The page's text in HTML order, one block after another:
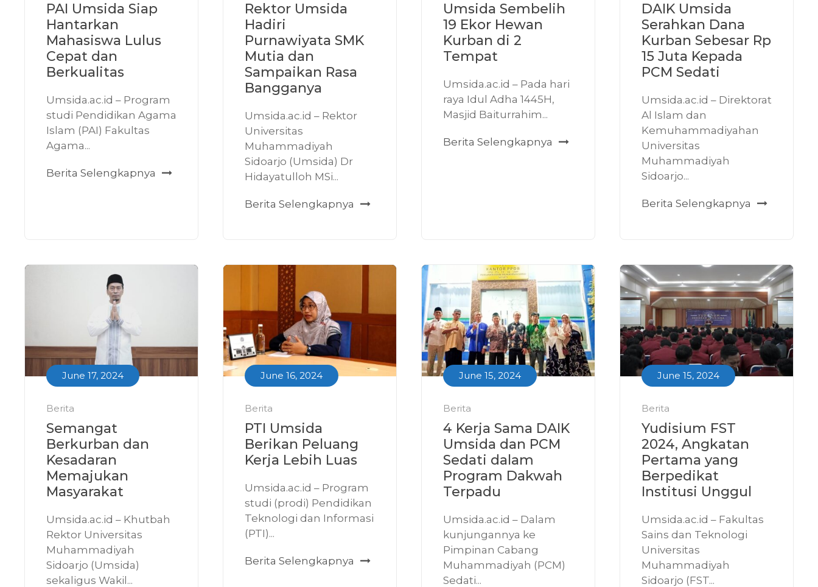
PAI Umsida Siap
Hantarkan
Mahasiswa Lulus
Cepat dan
Berkualitas
Umsida.ac.id – Program
studi Pendidikan Agama
Islam (PAI) Fakultas
Agama...
Berita Selengkapnya
Rektor Umsida
Hadiri
Purnawiyata SMK
Mutia dan
Sampaikan Rasa
Bangganya
Umsida.ac.id – Rektor
Universitas
Muhammadiyah
Sidoarjo (Umsida) Dr
Hidayatulloh MSi...
Berita Selengkapnya
Umsida Sembelih
19 Ekor Hewan
Kurban di 2
Tempat
Umsida.ac.id – Pada hari
raya Idul Adha 1445H,
Masjid Baiturrahim...
Berita Selengkapnya
DAIK Umsida
Serahkan Dana
Kurban Sebesar Rp
15 Juta Kepada
PCM Sedati
Umsida.ac.id – Direktorat
Al Islam dan
Kemuhammadiyahan
Universitas
Muhammadiyah
Sidoarjo...
Berita Selengkapnya
June 17, 2024
Berita
Semangat
Berkurban dan
Kesadaran
Memajukan
Masyarakat
Umsida.ac.id – Khutbah
Rektor Universitas
Muhammadiyah
Sidoarjo (Umsida)
sekaligus Wakil...
June 16, 2024
Berita
PTI Umsida
Berikan Peluang
Kerja Lebih Luas
Umsida.ac.id – Program
studi (prodi) Pendidikan
Teknologi dan Informasi
(PTI)...
Berita Selengkapnya
June 15, 2024
Berita
4 Kerja Sama DAIK
Umsida dan PCM
Sedati dalam
Program Dakwah
Terpadu
Umsida.ac.id – Dalam
kunjungannya ke
Pimpinan Cabang
Muhammadiyah (PCM)
Sedati...
June 15, 2024
Berita
Yudisium FST
2024, Angkatan
Pertama yang
Berpedikat
Institusi Unggul
Umsida.ac.id – Fakultas
Sains dan Teknologi
Universitas
Muhammadiyah
Sidoarjo (FST...